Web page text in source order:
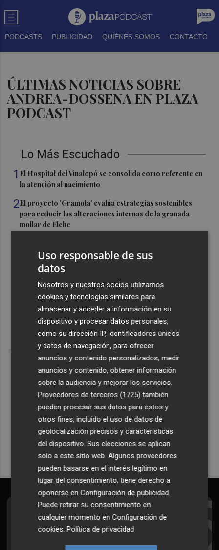
PODCASTS PUBLICIDAD QUIÉNES SOMOS CONTACTO
ÚLTIMAS NOTICIAS SOBRE
ANDREA-DOSSENA EN PLAZA
PODCAST
Lo Más Escuchado
1 El Hospital del Vinalopó se consolida como referente en
la atención al nacimiento
2El proyecto 'Gramola' evalúa estrategias sostenibles
para reducir las alteraciones internas de la granada
mollar de Elche
festival Epicentro de Mula
UPCT Makers culmina con éxito un catamarán para
monitorizar el Mar Menor y ya prepara un dron
submarino autónomo
Una batea clochinera se hunde y otra sufre daños en un
incidente con un buque en el puerto de Valencia
Recibe toda la actualidad de
Plaza Podcast en tu correo
Quiero suscribirme
Suscríbete al Boletín
Todos los días a primera hora en tu email
Uso responsable de sus
datos
Nosotros y nuestros socios utilizamos
cookies y tecnologías similares para
almacenar y acceder a información en su
dispositivo y procesar datos personales,
como su dirección IP, identificadores únicos
y datos de navegación, para ofrecer
anuncios y contenido personalizados, medir
anuncios y contenido, obtener información
sobre la audiencia y mejorar los servicios.
Proveedores de terceros (1725) también
pueden procesar sus datos para estos y
otros fines, incluido el uso de datos de
geolocalización precisos y características
del dispositivo. Sus elecciones se aplican
solo a este sitio web. Algunos proveedores
pueden basarse en el interés legítimo en
lugar del consentimiento; tiene derecho a
oponerse enConfiguración de publicidad.
Puede retirar su consentimiento en
cualquier momento enConfiguración de
cookies.Política de privacidad